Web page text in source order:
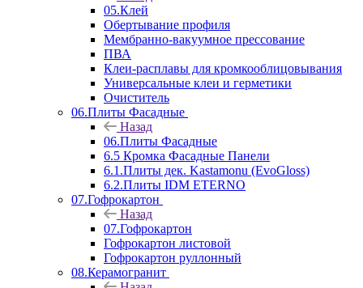
05.Клей
Обертывание профиля
Мембранно-вакуумное прессование
ПВА
Клеи-расплавы для кромкооблицовывания
Универсальные клеи и герметики
Очиститель
06.Плиты Фасадные
Назад
06.Плиты Фасадные
6.5 Кромка Фасадные Панели
6.1.Плиты дек. Kastamonu (EvoGloss)
6.2.Плиты IDM ETERNO
07.Гофрокартон
Назад
07.Гофрокартон
Гофрокартон листовой
Гофрокартон руллонный
08.Керамогранит